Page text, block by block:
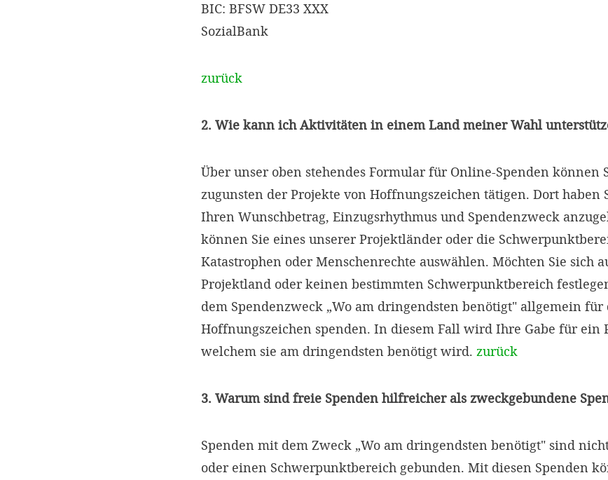
BIC: BFSW DE33 XXX
SozialBank
zurück
2. Wie kann ich Aktivitäten in einem Land meiner Wahl
Über unser oben stehendes Formular für Online-Spenden können
zugunsten der Projekte von Hoffnungszeichen tätigen. Dort haben
Ihren Wunschbetrag, Einzugsrhythmus und Spendenzweck
können Sie eines unserer Projektländer oder die
Katastrophen oder Menschenrechte auswählen. Möchten Sie sich
Projektland oder keinen bestimmten Schwerpunktbereich
dem Spendenzweck „Wo am dringendsten benötigt" allgemein
Hoffnungszeichen spenden. In diesem Fall wird Ihre Gabe für ein
welchem sie am dringendsten benötigt wird. zurück
3. Warum sind freie Spenden hilfreicher als zweckgebundene
Spenden mit dem Zweck „Wo am dringendsten benötigt" sind
oder einen Schwerpunktbereich gebunden. Mit diesen Spenden